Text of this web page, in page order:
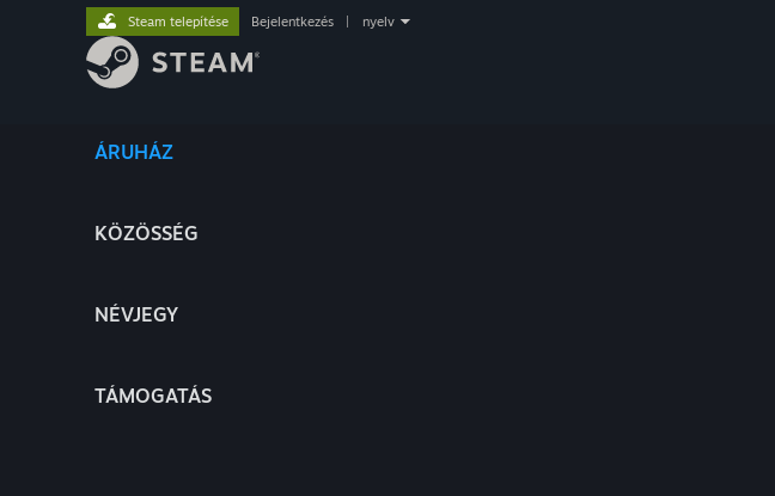
ÁRUHÁZ
KÖZÖSSÉG
NÉVJEGY
TÁMOGATÁS
Steam telepítése Bejelentkezés nyelv